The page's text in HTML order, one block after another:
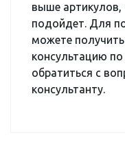
выше
подойдет. Для
можете
консультацию
обратиться с
консультанту.